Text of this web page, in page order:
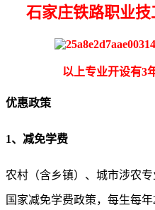
石家庄铁路职业
以上专业开设有3
优惠政策
1、减免学费
农村（含乡镇）、城市涉农
国家减免学费政策，每生每年